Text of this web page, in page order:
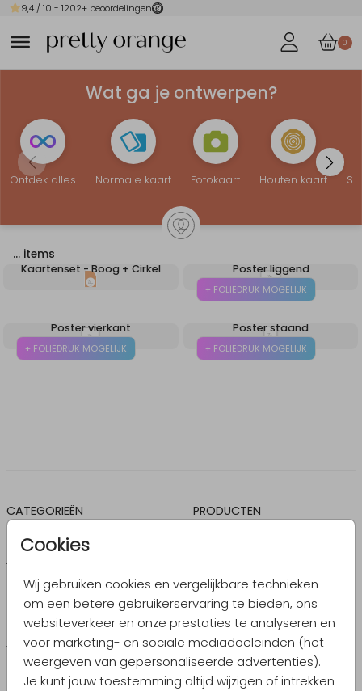
9,4 / 10 - 1202+ beoordelingen
0
Cookies
Wij gebruiken cookies en vergelijkbare technieken
om een betere gebruikerservaring te bieden, ons
websiteverkeer en onze prestaties te analyseren en
voor marketing- en sociale mediadoeleinden (het
weergeven van gepersonaliseerde advertenties).
Je kunt jouw toestemming altijd wijzigen of intrekken
Wat ga je ontwerpen?
Ontdek alles Normale kaart Fotokaart Houten kaart
… items
Kaartenset - Boog + Cirkel Poster liggend
+ FOLIEDRUK MOGELIJK
Poster vierkant
+ FOLIEDRUK MOGELIJK
Poster staand
+ FOLIEDRUK MOGELIJK
CATEGORIEËN
Geboorte
Trouwen
Jubileum
Verjaardag
Uitnodigingen
PRODUCTEN
Geboortebord
Pocketfolds
Kaartversieringen